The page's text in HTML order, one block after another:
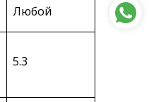
Любой
5.3